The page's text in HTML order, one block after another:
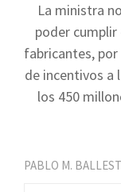
La ministra
poder
fabricantes, por
de incentivos a
los 450
PABLO M.